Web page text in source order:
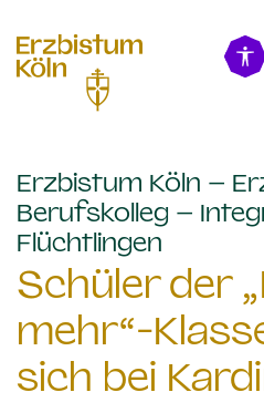
Erzbistum Köln –
Berufskolleg –
Flüchtlingen
Schüler der
mehr“-
sich bei